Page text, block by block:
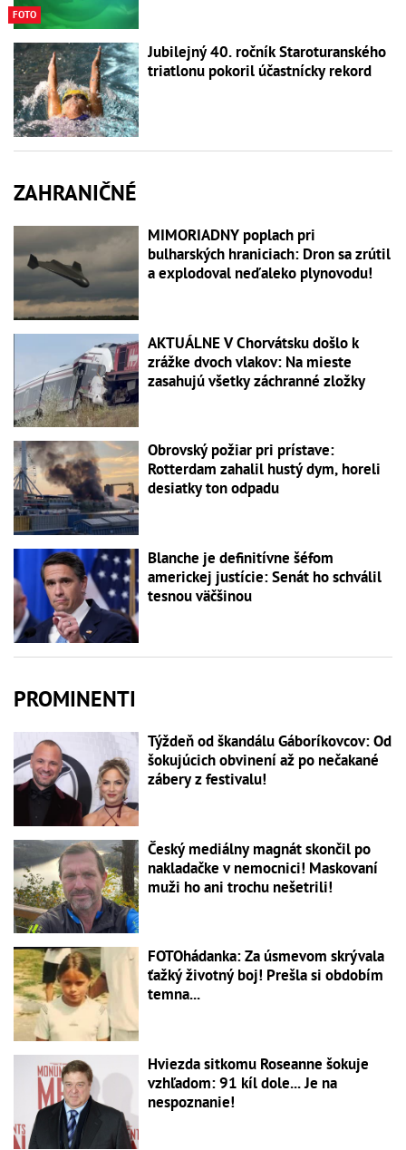
FOTO
Jubilejný 40. ročník Staroturanského
triatlonu pokoril účastnícky rekord
ZAHRANIČNÉ
MIMORIADNY poplach pri
bulharských hraniciach: Dron sa zrútil
a explodoval neďaleko plynovodu!
AKTUÁLNE V Chorvátsku došlo k
zrážke dvoch vlakov: Na mieste
zasahujú všetky záchranné zložky
Obrovský požiar pri prístave:
Rotterdam zahalil hustý dym, horeli
desiatky ton odpadu
Blanche je definitívne šéfom
americkej justície: Senát ho schválil
tesnou väčšinou
PROMINENTI
Týždeň od škandálu Gáboríkovcov: Od
šokujúcich obvinení až po nečakané
zábery z festivalu!
Český mediálny magnát skončil po
nakladačke v nemocnici! Maskovaní
muži ho ani trochu nešetrili!
FOTOhádanka: Za úsmevom skrývala
ťažký životný boj! Prešla si obdobím
temna...
Hviezda sitkomu Roseanne šokuje
vzhľadom: 91 kíl dole... Je na
nespoznanie!